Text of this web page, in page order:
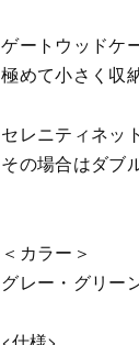
ゲートウッドケ
極めて小さく収
セレニティネッ
その場合はダブ
＜カラー＞
グレー・グリー